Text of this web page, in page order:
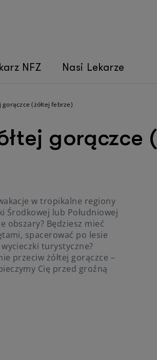
NFZ Nasi Lekarze
(żółtej febrze)
gorączce
w tropikalne regiony
Środkowej lub Południowej
obszary? Będziesz mieć
spacerować po lesie
turystyczne?
przeciw żółtej gorączce –
Cię przed groźną